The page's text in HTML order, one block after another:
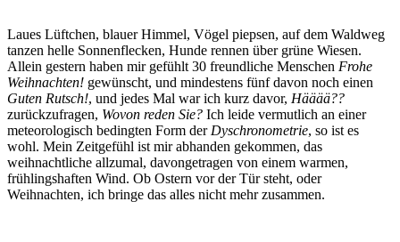
Laues Lüftchen, blauer Himmel, Vögel piepsen, auf dem Waldweg
tanzen helle Sonnenflecken, Hunde rennen über grüne Wiesen.
Allein gestern haben mir gefühlt 30 freundliche Menschen Frohe
Weihnachten! gewünscht, und mindestens fünf davon noch einen
Guten Rutsch!, und jedes Mal war ich kurz davor, Hääää??
zurückzufragen, Wovon reden Sie? Ich leide vermutlich an einer
meteorologisch bedingten Form der Dyschronometrie, so ist es
wohl. Mein Zeitgefühl ist mir abhanden gekommen, das
weihnachtliche allzumal, davongetragen von einem warmen,
frühlingshaften Wind. Ob Ostern vor der Tür steht, oder
Weihnachten, ich bringe das alles nicht mehr zusammen.